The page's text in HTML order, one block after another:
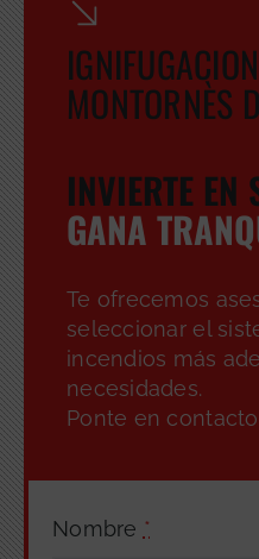
Nombre *
MONTORNÈS
INVIERTE EN
GANA
Te ofrecemos
seleccionar el
incendios más
necesidades.
Ponte en